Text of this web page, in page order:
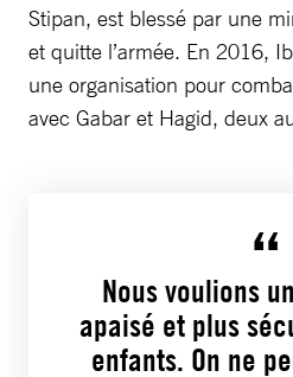
Stipan, est blessé par une
et quitte l’armée. En 2016,
une organisation pour
avec Gabar et Hagid, deux
Nous voulions
apaisé et plus
enfants. On ne